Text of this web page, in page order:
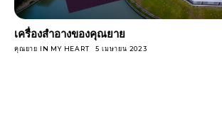
เครื่องสําอางของคุณยาย
คุณยาย IN MY HEART 5 เมษายน 2023